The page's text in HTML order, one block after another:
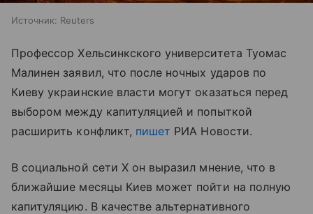
Источник: Reuters
Профессор Хельсинкского университета Туомас
Малинен заявил, что после ночных ударов по
Киеву украинские власти могут оказаться перед
выбором между капитуляцией и попыткой
расширить конфликт, пишет РИА Новости.
В социальной сети X он выразил мнение, что в
ближайшие месяцы Киев может пойти на полную
капитуляцию. В качестве альтернативного